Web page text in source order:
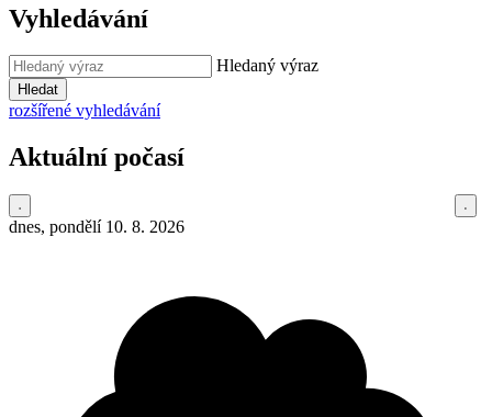
Vyhledávání
Hledaný výraz
Hledat
rozšířené vyhledávání
Aktuální počasí
dnes, pondělí 10. 8. 2026